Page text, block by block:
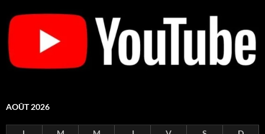
AOÛT 2026